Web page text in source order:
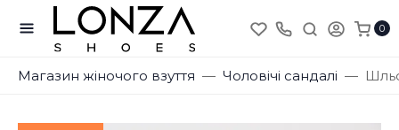
0
Магазин жіночого взуття Чоловічі сандалі